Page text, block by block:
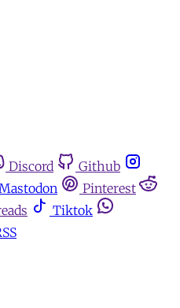
Discord
Github
Pinterest
Tiktok